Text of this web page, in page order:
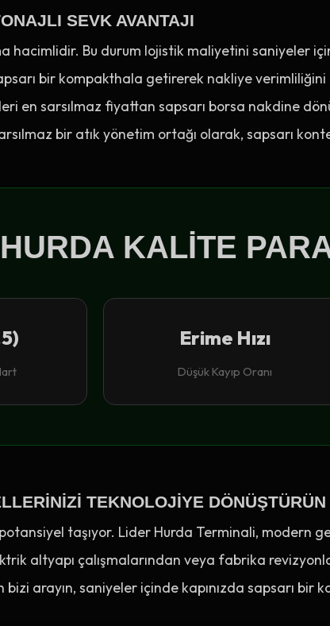
SEVK AVANTAJI
hacimlidir. Bu durum lojistik maliyetini saniyeler
bir kompakthala getirerek nakliye
en sarsılmaz fiyattan sapsarı borsa nakdine
bir atık yönetim ortağı olarak, sapsarı
KALITE
Erime Hızı
Düşük Kayıp Oranı
TEKNOLOJIYE DÖNÜŞTÜRÜN
taşıyor. Lider Hurda Terminali, modern
altyapı çalışmalarından veya fabrika
arayın, saniyeler içinde kapınızda sapsarı bir